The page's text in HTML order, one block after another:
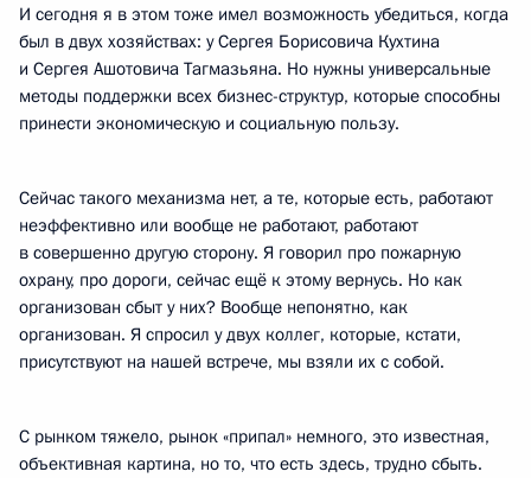
И сегодня я в этом тоже имел возможность убедиться, когда
был в двух хозяйствах: у Сергея Борисовича Кухтина
и Сергея Ашотовича Тагмазьяна. Но нужны универсальные
методы поддержки всех бизнес-структур, которые способны
принести экономическую и социальную пользу.
Сейчас такого механизма нет, а те, которые есть, работают
неэффективно или вообще не работают, работают
в совершенно другую сторону. Я говорил про пожарную
охрану, про дороги, сейчас ещё к этому вернусь. Но как
организован сбыт у них? Вообще непонятно, как
организован. Я спросил у двух коллег, которые, кстати,
присутствуют на нашей встрече, мы взяли их с собой.
С рынком тяжело, рынок «припал» немного, это известная,
объективная картина, но то, что есть здесь, трудно сбыть.